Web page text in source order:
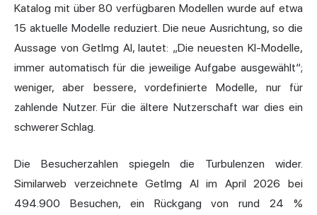
Katalog mit über 80 verfügbaren Modellen wurde auf etwa
15 aktuelle Modelle reduziert. Die neue Ausrichtung, so die
Aussage von GetImg AI, lautet: „Die neuesten KI-Modelle,
immer automatisch für die jeweilige Aufgabe ausgewählt“;
weniger, aber bessere, vordefinierte Modelle, nur für
zahlende Nutzer. Für die ältere Nutzerschaft war dies ein
schwerer Schlag.
Die Besucherzahlen spiegeln die Turbulenzen wider.
Similarweb verzeichnete GetImg AI im April 2026 bei
494.900 Besuchen, ein Rückgang von rund 24 %